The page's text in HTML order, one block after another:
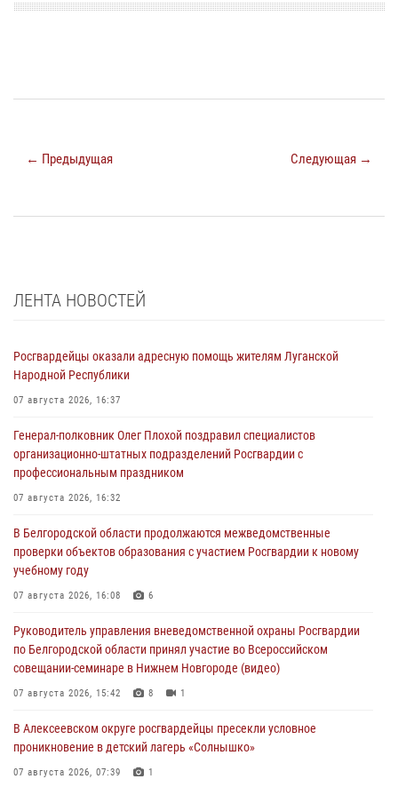
← Предыдущая Следующая →
ЛЕНТА НОВОСТЕЙ
Росгвардейцы оказали адресную помощь жителям Луганской
Народной Республики
07 августа 2026, 16:37
Генерал-полковник Олег Плохой поздравил специалистов
организационно-штатных подразделений Росгвардии с
профессиональным праздником
07 августа 2026, 16:32
В Белгородской области продолжаются межведомственные
проверки объектов образования с участием Росгвардии к новому
учебному году
07 августа 2026, 16:08 6
Руководитель управления вневедомственной охраны Росгвардии
по Белгородской области принял участие во Всероссийском
совещании-семинаре в Нижнем Новгороде (видео)
07 августа 2026, 15:42 8 1
В Алексеевском округе росгвардейцы пресекли условное
проникновение в детский лагерь «Солнышко»
07 августа 2026, 07:39 1